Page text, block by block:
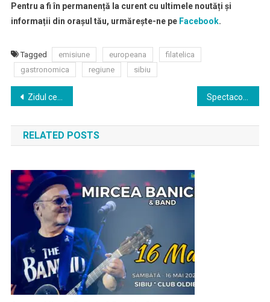
Pentru a fi în permanență la curent cu ultimele noutăți și
informații din orașul tău, urmărește-ne pe Facebook.
Tagged emisiune europeana
filatelica
gastronomica
regiune sibiu
Navigare
în
articole
Zidul cetății de pe bulevardul Corneliu Coposu și turnurile de apărare de pe strada Cetății intră în reparații
RELATED POSTS